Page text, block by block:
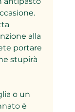
alla
portare
stupirà
o un
è